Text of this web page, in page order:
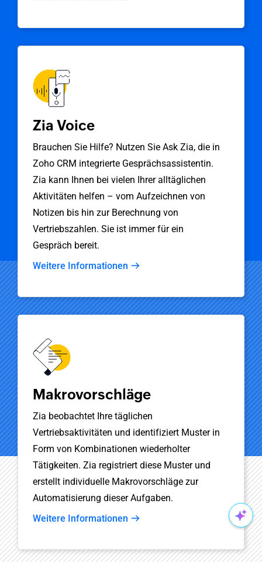
Zia Voice
Brauchen Sie Hilfe? Nutzen Sie Ask Zia, die in
Zoho CRM integrierte Gesprächsassistentin.
Zia kann Ihnen bei vielen Ihrer alltäglichen
Aktivitäten helfen – vom Aufzeichnen von
Notizen bis hin zur Berechnung von
Vertriebszahlen. Sie ist immer für ein
Gespräch bereit.
Weitere Informationen
Makrovorschläge
Zia beobachtet Ihre täglichen
Vertriebsaktivitäten und identifiziert Muster in
Form von Kombinationen wiederholter
Tätigkeiten. Zia registriert diese Muster und
erstellt individuelle Makrovorschläge zur
Automatisierung dieser Aufgaben.
Weitere Informationen